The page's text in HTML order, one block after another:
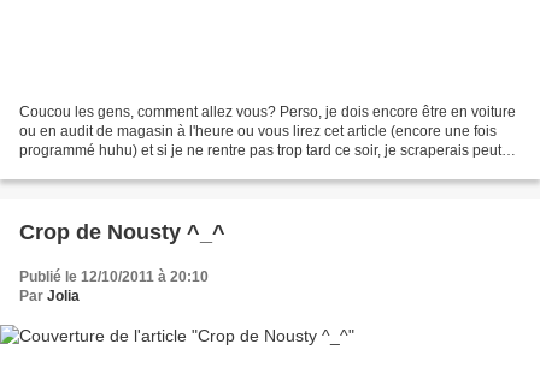
Coucou les gens, comment allez vous? Perso, je dois encore être en voiture
ou en audit de magasin à l'heure ou vous lirez cet article (encore une fois
programmé huhu) et si je ne rentre pas trop tard ce soir, je scraperais peut
Crop de Nousty ^_^
Publié le 12/10/2011 à 20:10
Par Jolia